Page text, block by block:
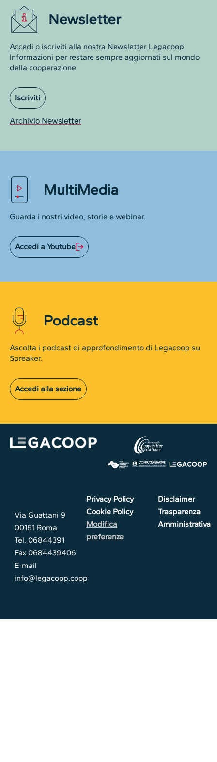
Newsletter
Accedi o iscriviti alla nostra Newsletter Legacoop
Informazioni per restare sempre aggiornati sul mondo
della cooperazione.
Iscriviti
Archivio Newsletter
MultiMedia
Guarda i nostri video, storie e webinar.
Accedi a Youtube
Podcast
Ascolta i podcast di approfondimento di Legacoop su
Spreaker.
Accedi alla sezione
Via Guattani 9
00161 Roma
Tel. 06844391
Fax 0684439406
E-mail
info@legacoop.coop
Privacy Policy
Cookie Policy
Modifica
preferenze
Disclaimer
Trasparenza
Amministrativa